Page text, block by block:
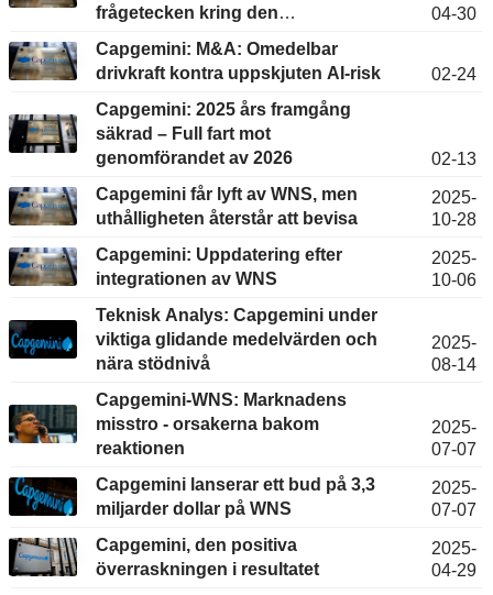
frågetecken kring den
04-30
Capgemini: M&A: Omedelbar
drivkraft kontra uppskjuten AI-risk
02-24
Capgemini: 2025 års framgång
säkrad – Full fart mot
genomförandet av 2026
02-13
Capgemini får lyft av WNS, men
uthålligheten återstår att bevisa
2025-
10-28
Capgemini: Uppdatering efter
integrationen av WNS
2025-
10-06
Teknisk Analys: Capgemini under
viktiga glidande medelvärden och
nära stödnivå
2025-
08-14
Capgemini-WNS: Marknadens
misstro - orsakerna bakom
reaktionen
2025-
07-07
Capgemini lanserar ett bud på 3,3
miljarder dollar på WNS
2025-
07-07
Capgemini, den positiva
överraskningen i resultatet
2025-
04-29